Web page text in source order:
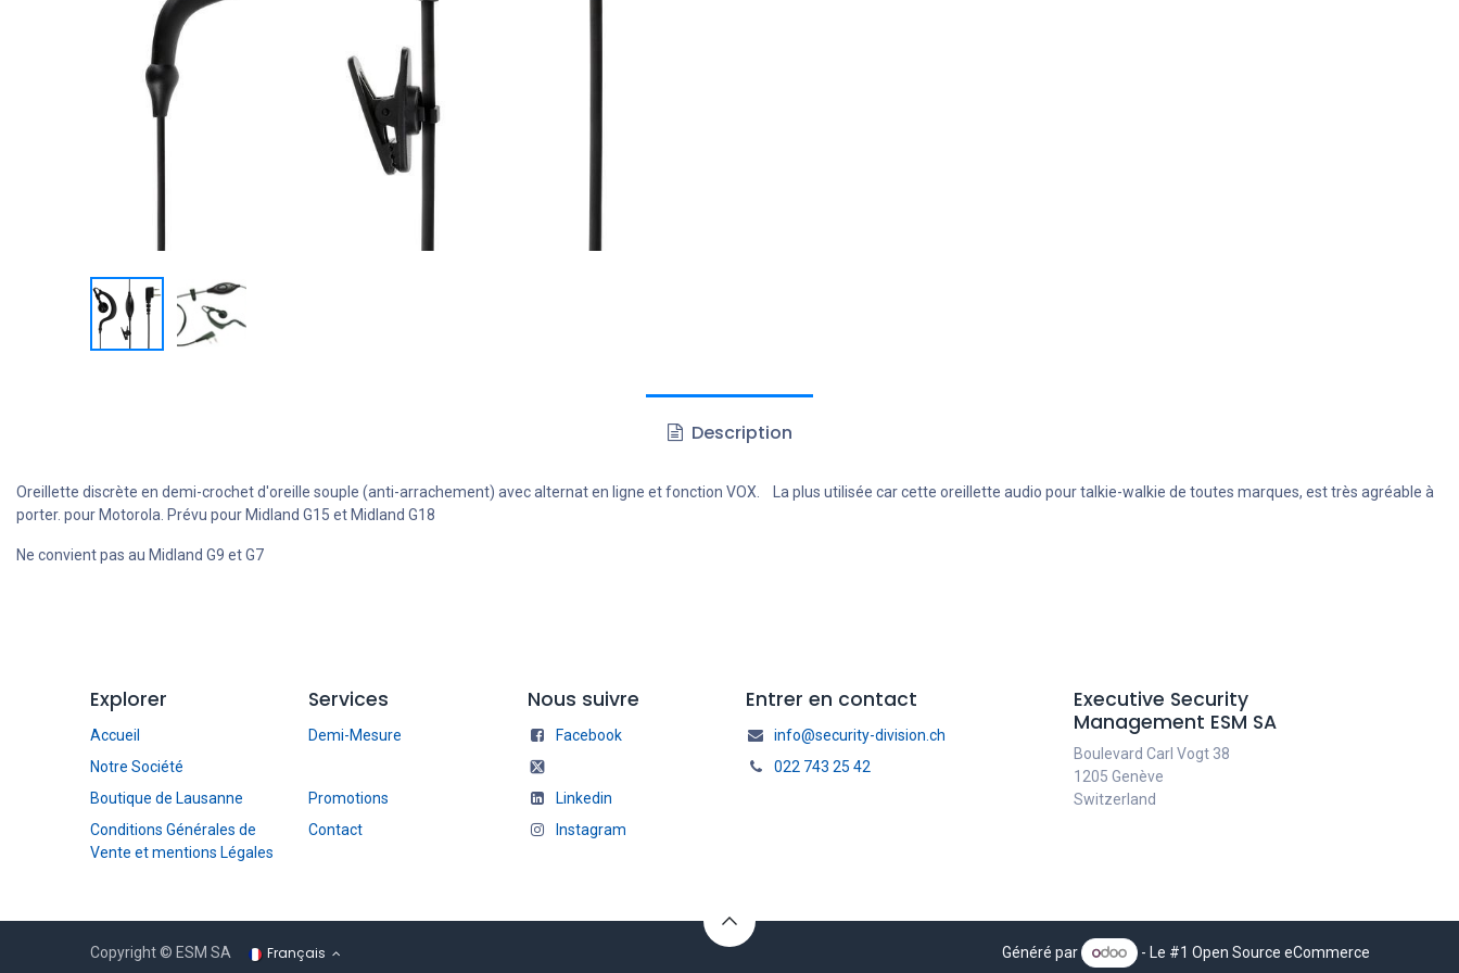
Description
Oreillette discrète en demi-crochet d'oreille souple (anti-arrachement) avec alternat en ligne et fonction VOX. La plus utilisée car cette oreillette audio pour talkie-walkie de toutes marques, est très agréable à
porter. pour Motorola. Prévu pour Midland G15 et Midland G18
Ne convient pas au Midland G9 et G7
Explorer
Accueil
Notre Société
Boutique de Lausanne
Conditions Générales de
Vente et mentions Légales
Services
Demi-Mesure
Promotions
Contact
Nous suivre
Facebook
Linkedin
Instagram
Entrer en contact
info@security-division.ch
022 743 25 42
Executive Security
Management ESM SA
Boulevard Carl Vogt 38
1205 Genève
Switzerland
Copyright © ESM SA Français Généré par - Le #1 Open Source eCommerce